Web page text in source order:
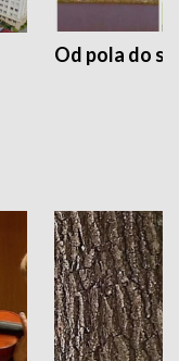
Od pola do